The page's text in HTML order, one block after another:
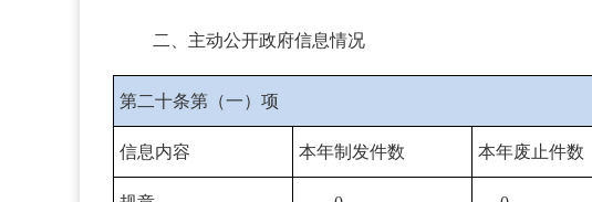
二、主动公开政府信息情况
第二十条第（一）项
信息内容 本年制发件数 本年废止件数